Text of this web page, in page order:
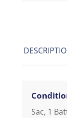
Sac, 1